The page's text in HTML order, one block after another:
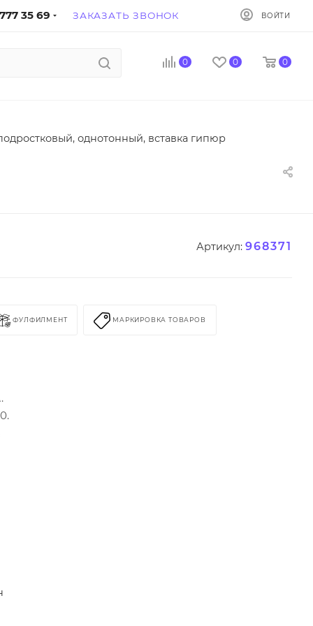
35 69 ЗАКАЗАТЬ ЗВОНОК ВОЙТИ
0 0 0
однотонный, вставка гипюр
Артикул: 968371
ФУЛФИЛМЕНТ МАРКИРОВКА ТОВАРОВ